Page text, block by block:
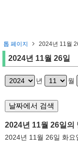
톱 페이지 2024년 11월
2024년 11월 26일
년 월
2024년 11월 26일의
2024년 11월 26일 화요